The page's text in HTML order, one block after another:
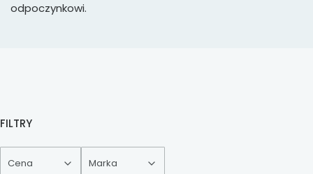
odpoczynkowi.
FILTRY
Cena Marka